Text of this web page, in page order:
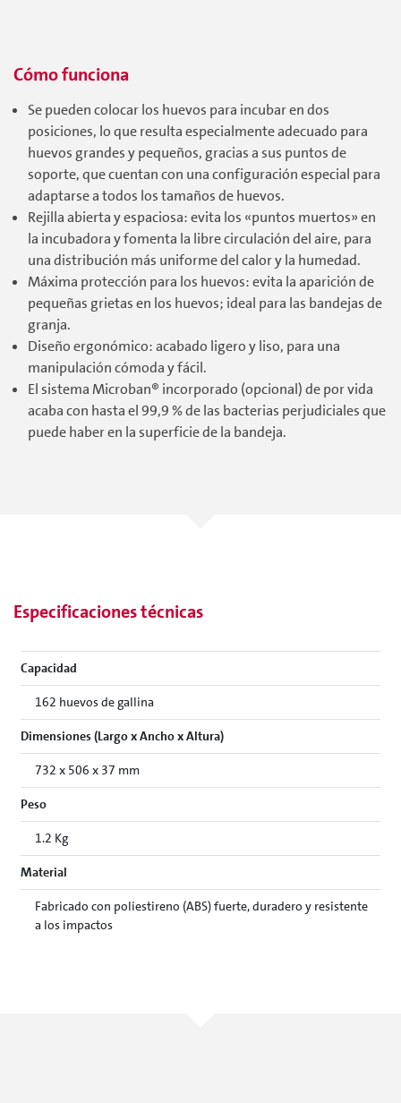
Cómo funciona
Se pueden colocar los huevos para incubar en dos
posiciones, lo que resulta especialmente adecuado para
huevos grandes y pequeños, gracias a sus puntos de
soporte, que cuentan con una configuración especial para
adaptarse a todos los tamaños de huevos.
Rejilla abierta y espaciosa: evita los «puntos muertos» en
la incubadora y fomenta la libre circulación del aire, para
una distribución más uniforme del calor y la humedad.
Máxima protección para los huevos: evita la aparición de
pequeñas grietas en los huevos; ideal para las bandejas de
granja.
Diseño ergonómico: acabado ligero y liso, para una
manipulación cómoda y fácil.
El sistema Microban® incorporado (opcional) de por vida
acaba con hasta el 99,9 % de las bacterias perjudiciales que
puede haber en la superficie de la bandeja.
Especificaciones técnicas
Capacidad
162 huevos de gallina
Dimensiones (Largo x Ancho x Altura)
732 x 506 x 37 mm
Peso
1.2 Kg
Material
Fabricado con poliestireno (ABS) fuerte, duradero y resistente
a los impactos